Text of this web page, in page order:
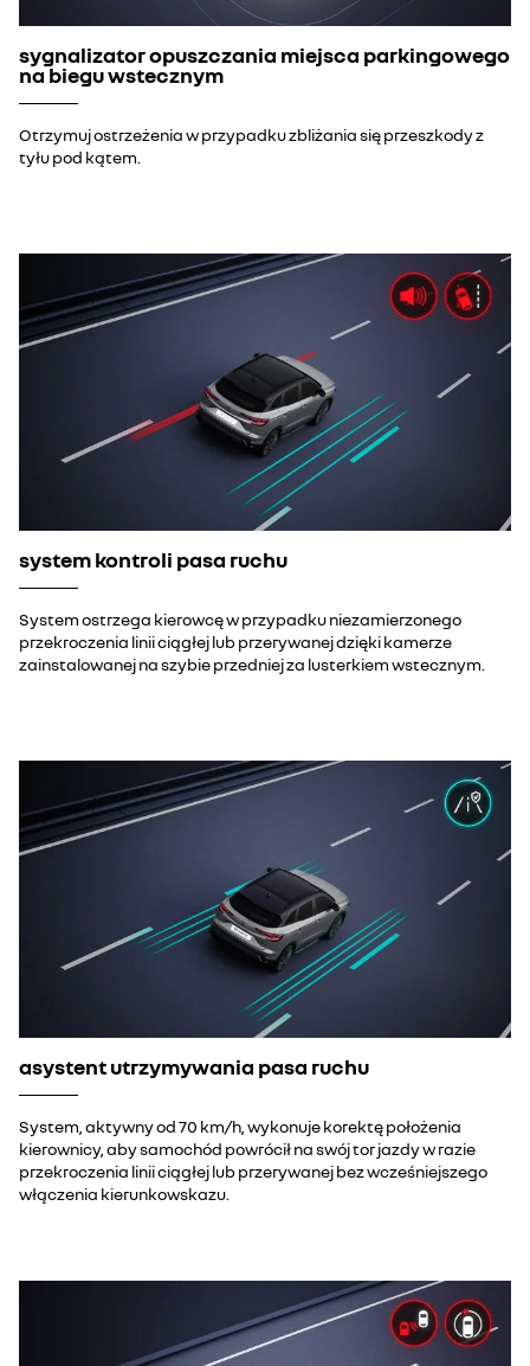
sygnalizator opuszczania miejsca parkingowego
na biegu wstecznym
Otrzymuj ostrzeżenia w przypadku zbliżania się przeszkody z
tyłu pod kątem.
system kontroli pasa ruchu
System ostrzega kierowcę w przypadku niezamierzonego
przekroczenia linii ciągłej lub przerywanej dzięki kamerze
zainstalowanej na szybie przedniej za lusterkiem wstecznym.
asystent utrzymywania pasa ruchu
System, aktywny od 70 km/h, wykonuje korektę położenia
kierownicy, aby samochód powrócił na swój tor jazdy w razie
przekroczenia linii ciągłej lub przerywanej bez wcześniejszego
włączenia kierunkowskazu.